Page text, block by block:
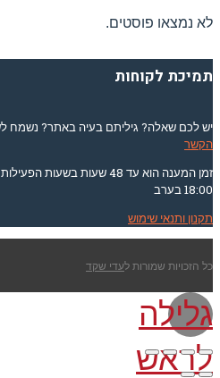
לא נמצאו פוסטים.
תמיכת לקוחות
יש לכם שאלה? גיליתם בעיה באתר? נשמח
הקשר
18:00 בערב
תקנון ותנאי שימוש
כל הזכויות שמורות לעדי שקד
גלילה
לראש